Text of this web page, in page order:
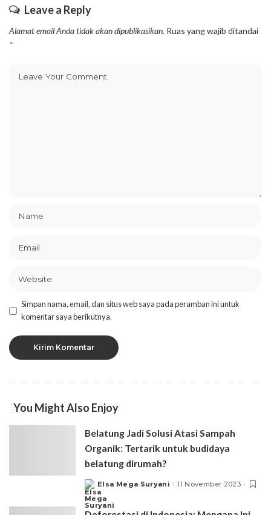
Leave a Reply
Alamat email Anda tidak akan dipublikasikan. Ruas yang wajib ditandai
*
Simpan nama, email, dan situs web saya pada peramban ini untuk
komentar saya berikutnya.
You Might Also Enjoy
Belatung Jadi Solusi Atasi Sampah
Organik: Tertarik untuk budidaya
belatung dirumah?
Posted
by
Elsa Mega Suryani 11 November 2023